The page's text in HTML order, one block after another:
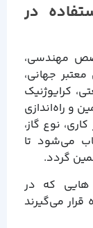
در
مهندسی،
جهانی،
کرایوژنیک
و راه‌اندازی
نوع گاز،
می‌شود تا
گردد.
هایی که در
قرار می‌گیرند